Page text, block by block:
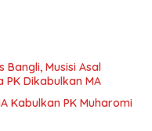
Bangli, Musisi Asal
PK Dikabulkan MA
Kabulkan PK Muharomi